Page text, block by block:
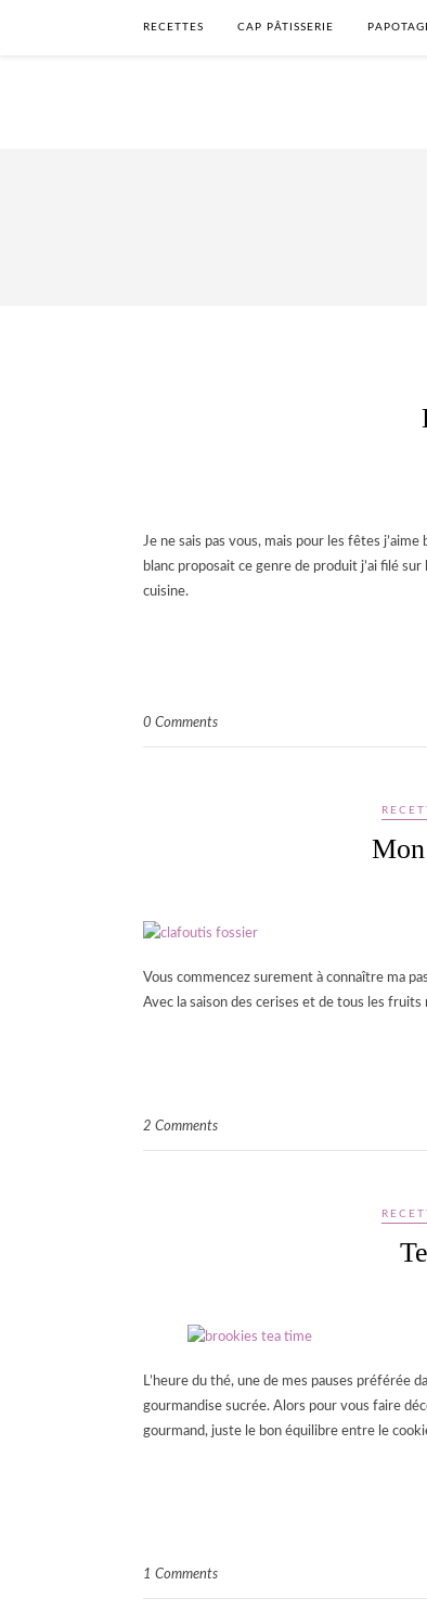
RECETTES CAP PÂTISSERIE
Je ne sais pas vous, mais pour les fêtes
blanc proposait ce genre de produit j’ai filé
cuisine.
0 Comments
Vous commencez surement à connaître ma
Avec la saison des cerises et de tous les fruits
2 Comments
L’heure du thé, une de mes pauses préférée
gourmandise sucrée. Alors pour vous faire
gourmand, juste le bon équilibre entre le
1 Comments